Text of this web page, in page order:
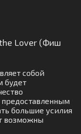
Lover (Фиш
собой
будет
большие усилия
возможны